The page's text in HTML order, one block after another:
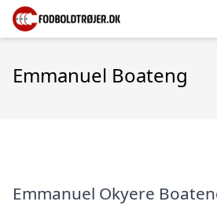
Emmanuel Boateng
Emmanuel Okyere